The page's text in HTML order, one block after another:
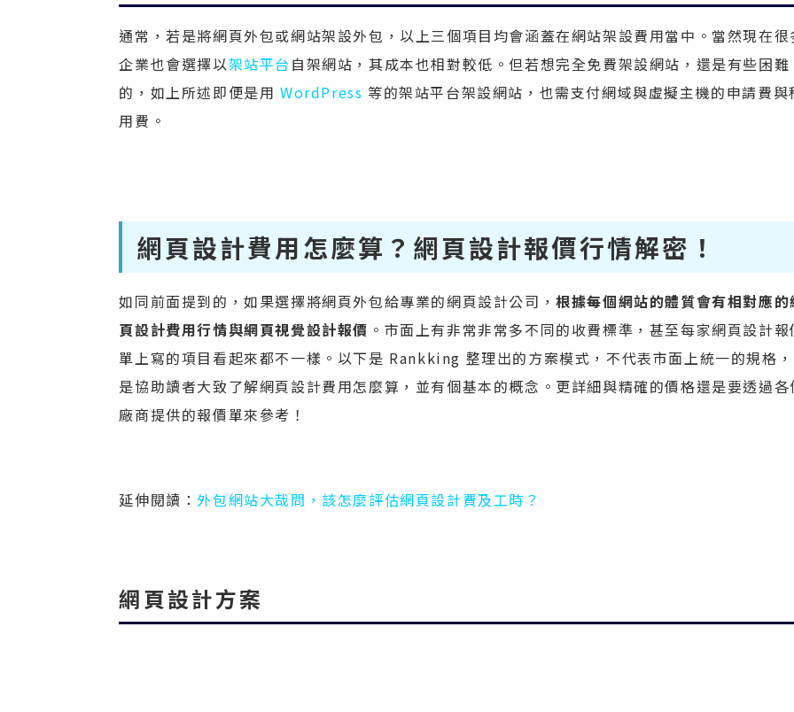
通常，若是將網頁外包或網站架設外包，以上三個項目均會涵蓋在網站架設費用當中。當然現在很
企業也會選擇以架站平台 自架網站，其成本也相對較低。但若想完全免費架設網站，還是有些困難
的，如上所述即便是用WordPress 等的架站平台架設網站，也需支付網域與虛擬主機的申請費與
用費。
網頁設計費用怎麼算？網頁設計報價行情解密！
如同前面提到的，如果選擇將網頁外包給專業的網頁設計公司，根據每個網站的體質會有相對應的
頁設計費用行情與網頁視覺設計報價 。市面上有非常非常多不同的收費標準，甚至每家網頁設計報
單上寫的項目看起來都不一樣。以下是 Rankking 整理出的方案模式，不代表市面上統一的規格
是協助讀者大致了解網頁設計費用怎麼算，並有個基本的概念。更詳細與精確的價格還是要透過各
廠商提供的報價單來參考！
延伸閱讀：外包網站大哉問，該怎麼評估網頁設計費及工時？
網頁設計方案